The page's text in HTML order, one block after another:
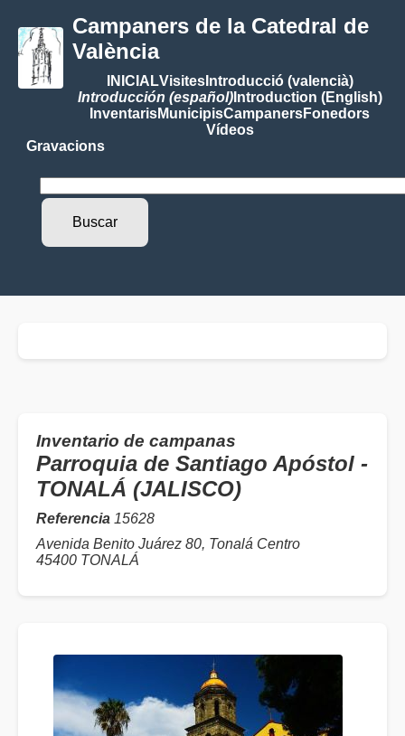
Campaners de la Catedral de
València
INICIALVisitesIntroducció (valencià)
Introducción (español)Introduction (English)
InventarisMunicipisCampanersFonedors
Vídeos
Gravacions
Inventario de campanas
Parroquia de Santiago Apóstol -
TONALÁ (JALISCO)
Referencia 15628
Avenida Benito Juárez 80, Tonalá Centro
45400 TONALÁ